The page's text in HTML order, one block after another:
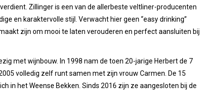
Zillinger is een van de allerbeste veltliner-producenten
en karaktervolle stijl. Verwacht hier geen “easy drinking”
zijn om mooi te laten verouderen en perfect aansluiten bij
met wijnbouw. In 1998 nam de toen 20-jarige Herbert de 7
volledig zelf runt samen met zijn vrouw Carmen. De 15
in het Weense Bekken. Sinds 2016 zijn ze aangesloten bij de